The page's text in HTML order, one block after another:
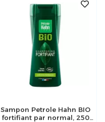
Sampon Petrole Hahn BIO
fortifiant par normal, 250